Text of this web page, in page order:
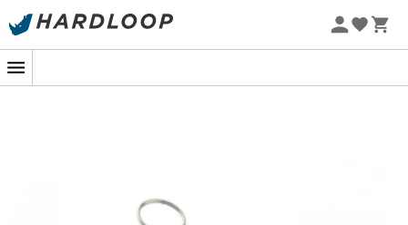
Promoções de verão 🔥 -5% EXTRA a partir de 2 produtos*